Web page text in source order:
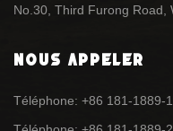
No.30, Third Furong Road,
Nous appeler
Téléphone: +86 181-1889-